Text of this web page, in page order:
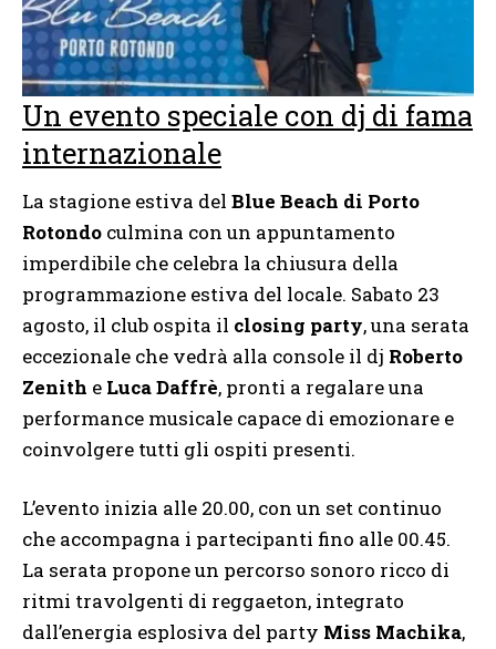
Un evento speciale con dj di fama
internazionale
La stagione estiva del Blue Beach di Porto
Rotondo culmina con un appuntamento
imperdibile che celebra la chiusura della
programmazione estiva del locale. Sabato 23
agosto, il club ospita il closing party, una serata
eccezionale che vedrà alla console il dj Roberto
Zenith e Luca Daffrè, pronti a regalare una
performance musicale capace di emozionare e
coinvolgere tutti gli ospiti presenti.
L’evento inizia alle 20.00, con un set continuo
che accompagna i partecipanti fino alle 00.45.
La serata propone un percorso sonoro ricco di
ritmi travolgenti di reggaeton, integrato
dall’energia esplosiva del party Miss Machika,